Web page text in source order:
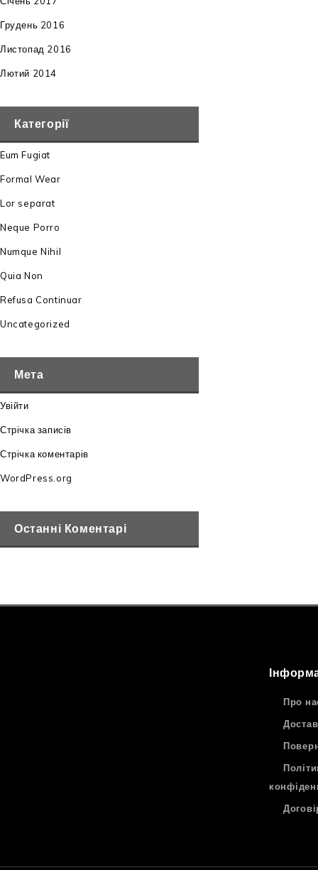
Грудень 2016
Листопад 2016
Лютий 2014
Категорії
Eum Fugiat
Formal Wear
Lor separat
Neque Porro
Numque Nihil
Quia Non
Refusa Continuar
Uncategorized
Мета
Увійти
Стрічка записів
Стрічка коментарів
WordPress.org
Останні Коментарі
Про